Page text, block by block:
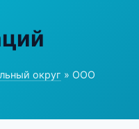
округ » ООО